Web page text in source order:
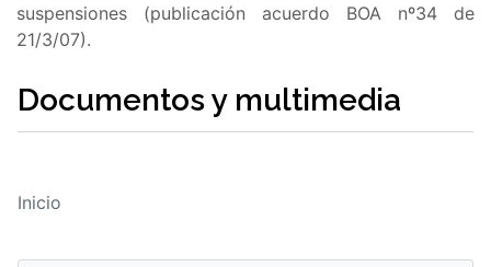
suspensiones (publicación acuerdo BOA nº34 de
21/3/07).
Documentos y multimedia
Inicio